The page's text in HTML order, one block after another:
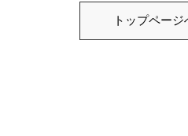
トップページ